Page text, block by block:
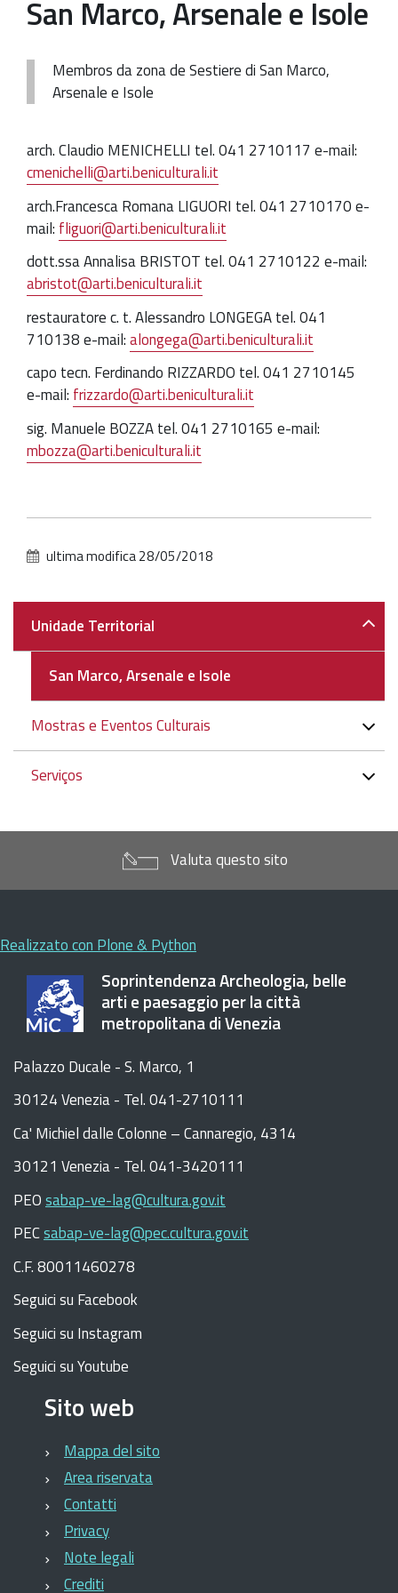
San Marco, Arsenale e Isole
Membros da zona de Sestiere di San Marco,
Arsenale e Isole
arch. Claudio MENICHELLI tel. 041 2710117 e-mail:
cmenichelli@arti.beniculturali.it
arch.Francesca Romana LIGUORI tel. 041 2710170 e-
mail: fliguori@arti.beniculturali.it
dott.ssa Annalisa BRISTOT tel. 041 2710122 e-mail:
abristot@arti.beniculturali.it
restauratore c. t. Alessandro LONGEGA tel. 041
710138 e-mail:alongega@arti.beniculturali.it
capo tecn. Ferdinando RIZZARDO tel. 041 2710145
e-mail: frizzardo@arti.beniculturali.it
sig. Manuele BOZZA tel. 041 2710165 e-mail:
mbozza@arti.beniculturali.it
ultima modifica28/05/2018
Navigazione
Unidade Territorial
San Marco, Arsenale e Isole
Mostras e Eventos Culturais
Serviços
Valuta questo sito
Realizzato con Plone & Python
Soprintendenza Archeologia, belle
arti e paesaggio per la città
metropolitana di Venezia
Palazzo Ducale - S. Marco, 1
30124 Venezia - Tel. 041-2710111
Ca' Michiel dalle Colonne – Cannaregio, 4314
30121 Venezia - Tel. 041-3420111
PEOsabap-ve-lag@cultura.gov.it
PECsabap-ve-lag@pec.cultura.gov.it
C.F. 80011460278
Seguici su Facebook
Seguici su Instagram
Seguici su Youtube
Sito web
Mappa del sito
Area riservata
Contatti
Privacy
Note legali
Crediti